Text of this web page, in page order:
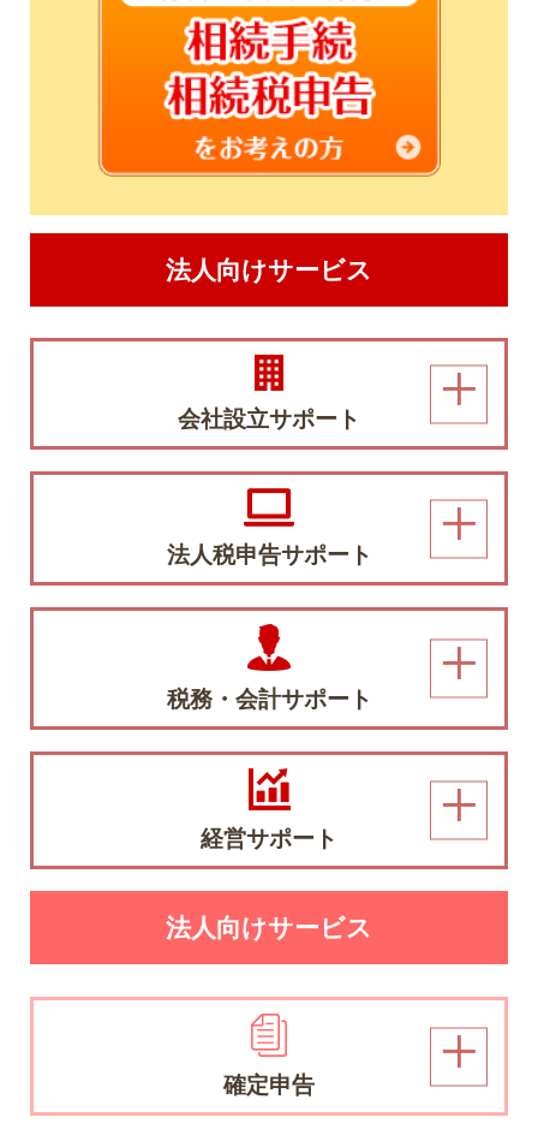
法人向けサービス
会社設立サポート
法人税申告サポート
税務・会計サポート
経営サポート
法人向けサービス
確定申告